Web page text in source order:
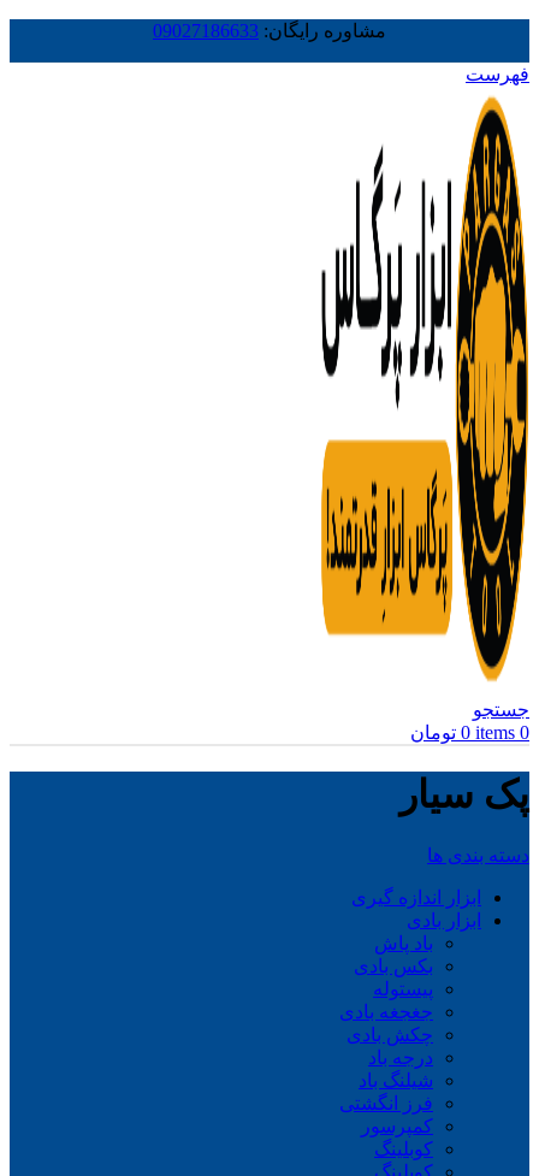
مشاوره رایگان: 09027186633
فهرست
جستجو
0
items
0 تومان
پک سیار
دسته بندی ها
ابزار اندازه گیری
ابزار بادی
باد پاش
بکس بادی
پیستوله
جغجغه بادی
چکش بادی
درجه باد
شیلنگ باد
فرز انگشتی
کمپرسور
کوبلینگ
کوپلینگ